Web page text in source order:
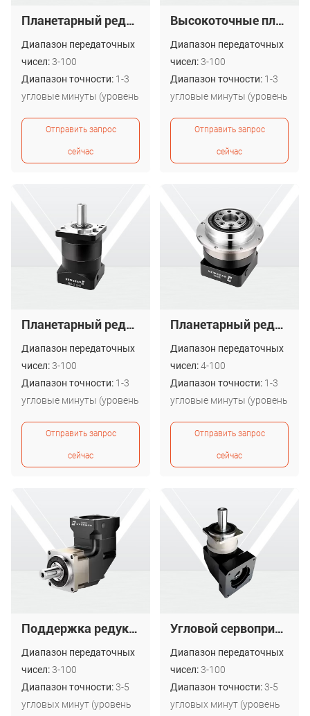
Планетарный редуктор Newgear с косозубыми шестернями PX для промышленной автоматизации
Диапазон передаточных
чисел:3-100
Диапазон точности: 1-3
угловые минуты (уровень
(уровень P2)
Отправить запрос
сейчас
Высокоточные планетарные редукторы Newgear Helical производства Китая, завод PA, в наличии на складе.
Диапазон передаточных
чисел:3-100
Диапазон точности: 1-3
угловые минуты (уровень
(уровень P2)
Отправить запрос
сейчас
Планетарный редуктор Newgear Nema 23 PW с высокой точностью крутящего момента
Диапазон передаточных
чисел:3-100
Диапазон точности: 1-3
угловые минуты (уровень
(уровень P2)
Отправить запрос
сейчас
Планетарный редуктор шагового типа Newgear PG ISO 9001 высокого качества
Диапазон передаточных
чисел:4-100
Диапазон точности: 1-3
угловые минуты (уровень
(уровень P2)
Отправить запрос
сейчас
Поддержка редукторов с косозубыми шестернями Newgear PXR. Дистрибуция.
Диапазон передаточных
чисел:3-100
Диапазон точности:3-5
угловых минут (уровень
Угловой сервопривод Newgear с высокоточным PAR
Диапазон передаточных
чисел:3-100
Диапазон точности:3-5
угловых минут (уровень